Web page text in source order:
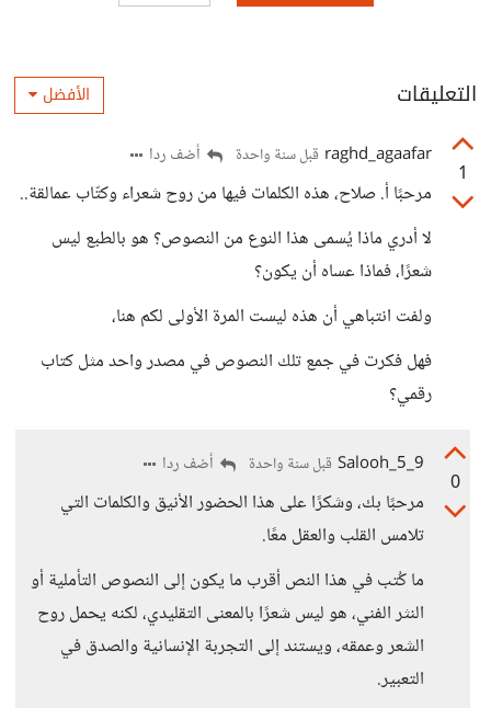
التعليقات الأفضل
1
raghd_agaafar قبل سنة واحدة أضف ردا
مرحبًا أ. صلاح، هذه الكلمات فيها من روح شعراء وكتّاب عمالقة..
لا أدري ماذا يُسمى هذا النوع من النصوص؟ هو بالطبع ليس
شعرًا، فماذا عساه أن يكون؟
ولفت انتباهي أن هذه ليست المرة الأولى لكم هنا،
فهل فكرت في جمع تلك النصوص في مصدر واحد مثل كتاب
رقمي؟
0
Salooh_5_9 قبل سنة واحدة أضف ردا
مرحبًا بك، وشكرًا على هذا الحضور الأنيق والكلمات التي
تلامس القلب والعقل معًا.
ما كُتب في هذا النص أقرب ما يكون إلى النصوص التأملية أو
النثر الفني، هو ليس شعرًا بالمعنى التقليدي، لكنه يحمل روح
الشعر وعمقه، ويستند إلى التجربة الإنسانية والصدق في
التعبير.